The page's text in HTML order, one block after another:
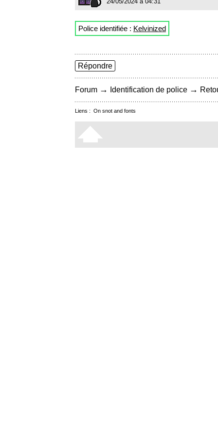
Police identifiée : Kelvinized
Répondre
Forum → Identification de police →
Liens : On snot and fonts